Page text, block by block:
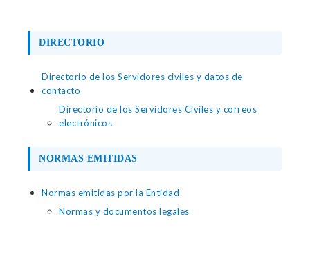
DIRECTORIO
Directorio de los Servidores civiles y datos de
contacto
Directorio de los Servidores Civiles y correos
electrónicos
NORMAS EMITIDAS
Normas emitidas por la Entidad
Normas y documentos legales